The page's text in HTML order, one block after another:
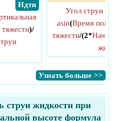
​ Идти
)/
Угол струи
asin(Время полета
тяжести/(2*
​Узнать больше >>
струи жидкости при
высоте формула